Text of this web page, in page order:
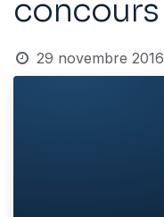
concours
29 novembre 2016